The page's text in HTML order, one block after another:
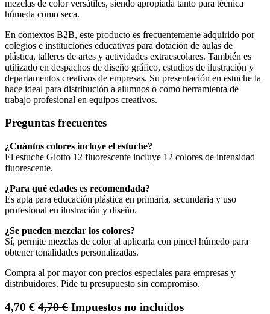
mezclas de color versátiles, siendo apropiada tanto para técnica
húmeda como seca.
En contextos B2B, este producto es frecuentemente adquirido por
colegios e instituciones educativas para dotación de aulas de
plástica, talleres de artes y actividades extraescolares. También es
utilizado en despachos de diseño gráfico, estudios de ilustración y
departamentos creativos de empresas. Su presentación en estuche la
hace ideal para distribución a alumnos o como herramienta de
trabajo profesional en equipos creativos.
Preguntas frecuentes
¿Cuántos colores incluye el estuche?
El estuche Giotto 12 fluorescente incluye 12 colores de intensidad
fluorescente.
¿Para qué edades es recomendada?
Es apta para educación plástica en primaria, secundaria y uso
profesional en ilustración y diseño.
¿Se pueden mezclar los colores?
Sí, permite mezclas de color al aplicarla con pincel húmedo para
obtener tonalidades personalizadas.
Compra al por mayor con precios especiales para empresas y
distribuidores. Pide tu presupuesto sin compromiso.
4,70 € 4,70€ Impuestos no incluidos